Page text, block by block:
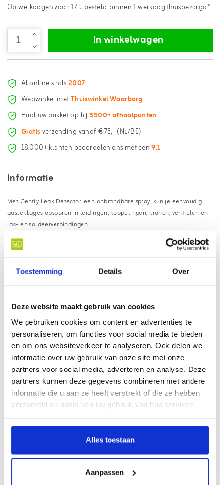
Toestemming Details Over
Deze website maakt gebruik van cookies
We gebruiken cookies om content en advertenties te
personaliseren, om functies voor social media te bieden
en om ons websiteverkeer te analyseren. Ook delen we
informatie over uw gebruik van onze site met onze
partners voor social media, adverteren en analyse. Deze
partners kunnen deze gegevens combineren met andere
informatie die u aan ze heeft verstrekt of die ze hebben
verzameld op basis van uw gebruik van hun services.
Alles toestaan
Aanpassen
Op werkdagen voor 17 u besteld, binnen 1 werkdag thuisbezorgd*
In winkelwagen
Al online sinds2007
Webwinkel metThuiswinkel Waarborg
Haal uw pakket op bij3500+ afhaalpunten
Gratisverzending vanaf €75,- (NL/BE)
18.000+ klanten beoordelen ons met een9.1
Informatie
Met Gently Leak Detector, een onbrandbare spray, kun je eenvoudig
gaslekkages opsporen in leidingen, koppelingen, kranen, ventielen en
las- en soldeerverbindingen.
Gently Leak Detector: Spoor
Gently Leak Detector spray is geschikt voor diverse toepassingen,
waaronder leidingen van gas(flessen), tanks, koel- en
luchtdrukinstallaties. Het is effectief voor alle (brandbare) gassoorten,
inclusief zuurstof en freon.
Gebruiksaanwijzing en Tips voor Gently Leak
Detector
Voor een nauwkeurige detectie van gaslekken, schud eerst de spuitbus
goed voor gebruik. Zorg ervoor dat het te controleren systeem onder
druk staat en spray de leiding in op een afstand van 30-50 cm. Als er
bellen ontstaan, duidt dit op een lekkage. Bij kleinere lekkages kan
het even duren voordat deze zichtbaar zijn.
Advies & Tips:
gaslekken. Bij een lekke band kun je het ook op de band spuiten.
Op de plaats waar bellen ontstaan, bevindt zich het gaatje.